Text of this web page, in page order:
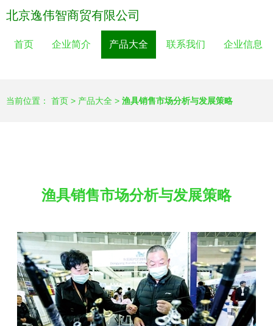
北京逸伟智商贸有限公司
首页 企业简介 产品大全 联系我们 企业信息
当前位置： 首页 > 产品大全 > 渔具销售市场分析与发展策略
渔具销售市场分析与发展策略